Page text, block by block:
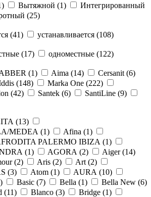
) Вытяжной (1)
Интегрированный
(25)
(41) устанавливается (108)
(17) одноместные (122)
(1) Aima (14) Cersanit (6)
(148) Marka One (222)
(42) Santek (6) SantiLine (9)
(13)
MEDEA (1) Afina (1)
PALERMO IBIZA (1)
(1) AGORA (2) Aiger (14)
(2) Aris (2) Art (2)
(3) Atom (1) AURA (10)
) Basic (7) Bella (1) Bella New (6)
(11) Blanco (3) Bridge (1)